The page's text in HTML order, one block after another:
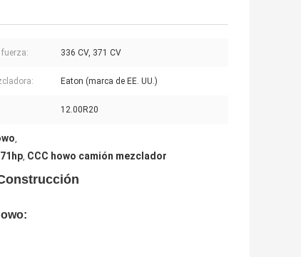
336 CV, 371 CV
Eaton (marca de EE. UU.)
12.00R20
,
, CCC howo camión mezclador
: